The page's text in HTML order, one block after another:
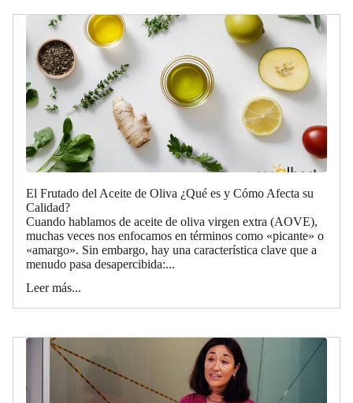
El Frutado del Aceite de Oliva ¿Qué es y Cómo Afecta su
Calidad?
Cuando hablamos de aceite de oliva virgen extra (AOVE),
muchas veces nos enfocamos en términos como «picante» o
«amargo». Sin embargo, hay una característica clave que a
menudo pasa desapercibida:...
Leer más...